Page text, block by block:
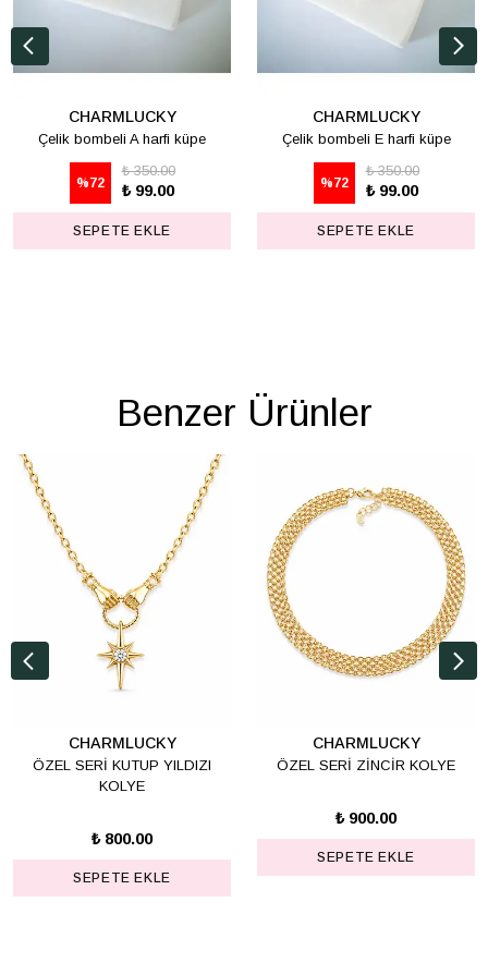
CHARMLUCKY
Çelik bombeli A harfi küpe
%72
₺ 350.00
₺ 99.00
SEPETE EKLE
CHARMLUCKY
Çelik bombeli E harfi küpe
%72
₺ 350.00
₺ 99.00
SEPETE EKLE
Benzer Ürünler
CHARMLUCKY
ÖZEL SERİ KUTUP YILDIZI
KOLYE
₺ 800.00
SEPETE EKLE
CHARMLUCKY
ÖZEL SERİ ZİNCİR KOLYE
₺ 900.00
SEPETE EKLE